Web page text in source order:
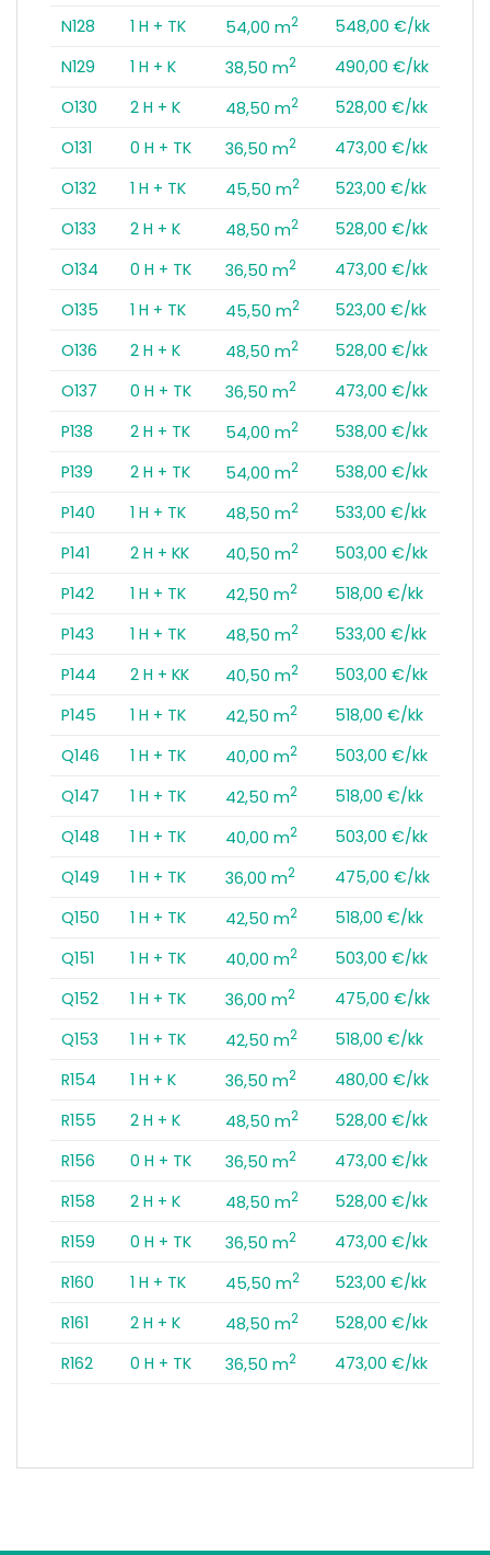
N128
1 H + TK 54,00 m2
548,00 €/kk
N129
1 H + K 38,50 m2
490,00 €/kk
O130
2 H + K 48,50 m2
528,00 €/kk
O131
0 H + TK 36,50 m2
473,00 €/kk
O132
1 H + TK 45,50 m2
523,00 €/kk
O133
2 H + K 48,50 m2
528,00 €/kk
O134
0 H + TK 36,50 m2
473,00 €/kk
O135
1 H + TK 45,50 m2
523,00 €/kk
O136
2 H + K 48,50 m2
528,00 €/kk
O137
0 H + TK 36,50 m2
473,00 €/kk
P138
2 H + TK 54,00 m2
538,00 €/kk
P139
2 H + TK 54,00 m2
538,00 €/kk
P140
1 H + TK 48,50 m2
533,00 €/kk
P141
2 H + KK 40,50 m2
503,00 €/kk
P142
1 H + TK 42,50 m2
518,00 €/kk
P143
1 H + TK 48,50 m2
533,00 €/kk
P144
2 H + KK 40,50 m2
503,00 €/kk
P145
1 H + TK 42,50 m2
518,00 €/kk
Q146
1 H + TK 40,00 m2
503,00 €/kk
Q147
1 H + TK 42,50 m2
518,00 €/kk
Q148
1 H + TK 40,00 m2
503,00 €/kk
Q149
1 H + TK 36,00 m2
475,00 €/kk
Q150
1 H + TK 42,50 m2
518,00 €/kk
Q151
1 H + TK 40,00 m2
503,00 €/kk
Q152
1 H + TK 36,00 m2
475,00 €/kk
Q153
1 H + TK 42,50 m2
518,00 €/kk
R154
1 H + K 36,50 m2
480,00 €/kk
R155
2 H + K 48,50 m2
528,00 €/kk
R156
0 H + TK 36,50 m2
473,00 €/kk
R158
2 H + K 48,50 m2
528,00 €/kk
R159
0 H + TK 36,50 m2
473,00 €/kk
R160
1 H + TK 45,50 m2
523,00 €/kk
R161
2 H + K 48,50 m2
528,00 €/kk
R162
0 H + TK 36,50 m2 473,00 €/kk